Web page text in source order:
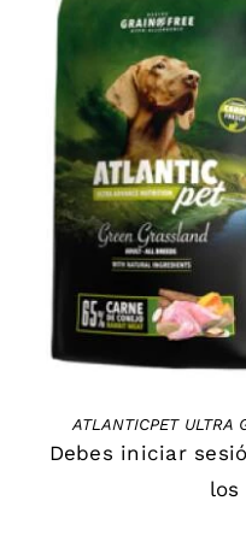
ATLANTICPET ULTRA
Debes iniciar
los